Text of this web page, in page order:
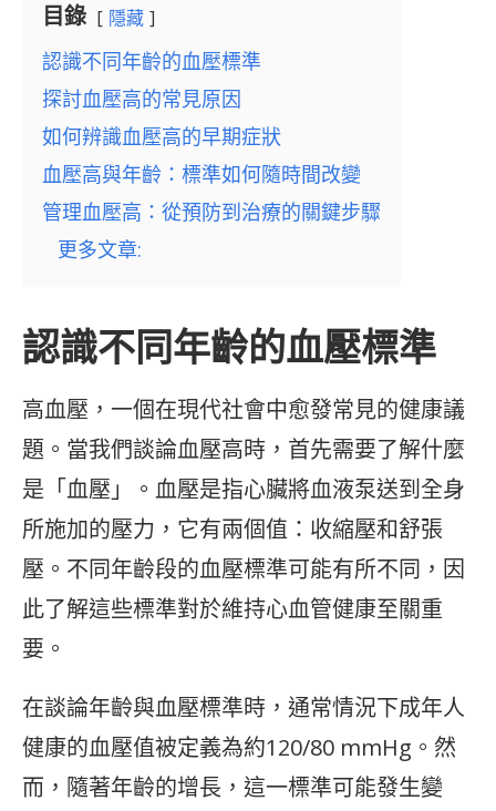
目錄 隱藏
認識不同年齡的血壓標準
探討血壓高的常見原因
如何辨識血壓高的早期症狀
血壓高與年齡：標準如何隨時間改變
管理血壓高：從預防到治療的關鍵步驟
更多文章:
認識不同年齡的血壓標準
高血壓，一個在現代社會中愈發常見的健康議
題。當我們談論血壓高時，首先需要了解什麼
是「血壓」。血壓是指心臟將血液泵送到全身
所施加的壓力，它有兩個值：收縮壓和舒張
壓。不同年齡段的血壓標準可能有所不同，因
此了解這些標準對於維持心血管健康至關重
要。
在談論年齡與血壓標準時，通常情況下成年人
健康的血壓值被定義為約120/80 mmHg。然
而，隨著年齡的增長，這一標準可能發生變